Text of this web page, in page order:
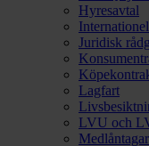
Hyresavtal
Juridisk
Lagfart
LVU och